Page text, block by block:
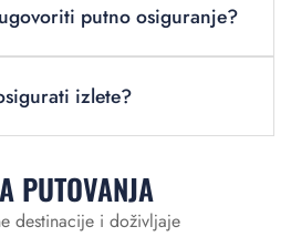
putno osiguranje?
izlete?
PUTOVANJA
destinacije i doživljaje